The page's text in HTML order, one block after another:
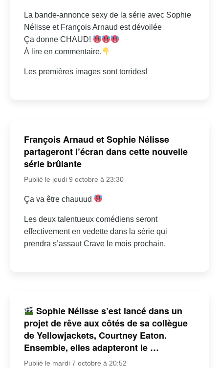
La bande-annonce sexy de la série avec Sophie
Nélisse et François Arnaud est dévoilée
Ça donne CHAUD!
À lire en commentaire.
Les premières images sont torrides!
François Arnaud et Sophie Nélisse
partageront l’écran dans cette nouvelle
série brûlante
Publié le jeudi 9 octobre à 23:30
Ça va être chauuud
Les deux talentueux comédiens seront
effectivement en vedette dans la série qui
prendra s’assaut Crave le mois prochain.
Sophie Nélisse s’est lancé dans un
projet de rêve aux côtés de sa collègue
de Yellowjackets, Courtney Eaton.
Ensemble, elles adapteront le …
Publié le mardi 7 octobre à 20:52